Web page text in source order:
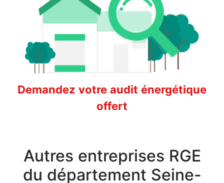
Demandez votre audit énergétique
offert
Autres entreprises RGE
du département Seine-